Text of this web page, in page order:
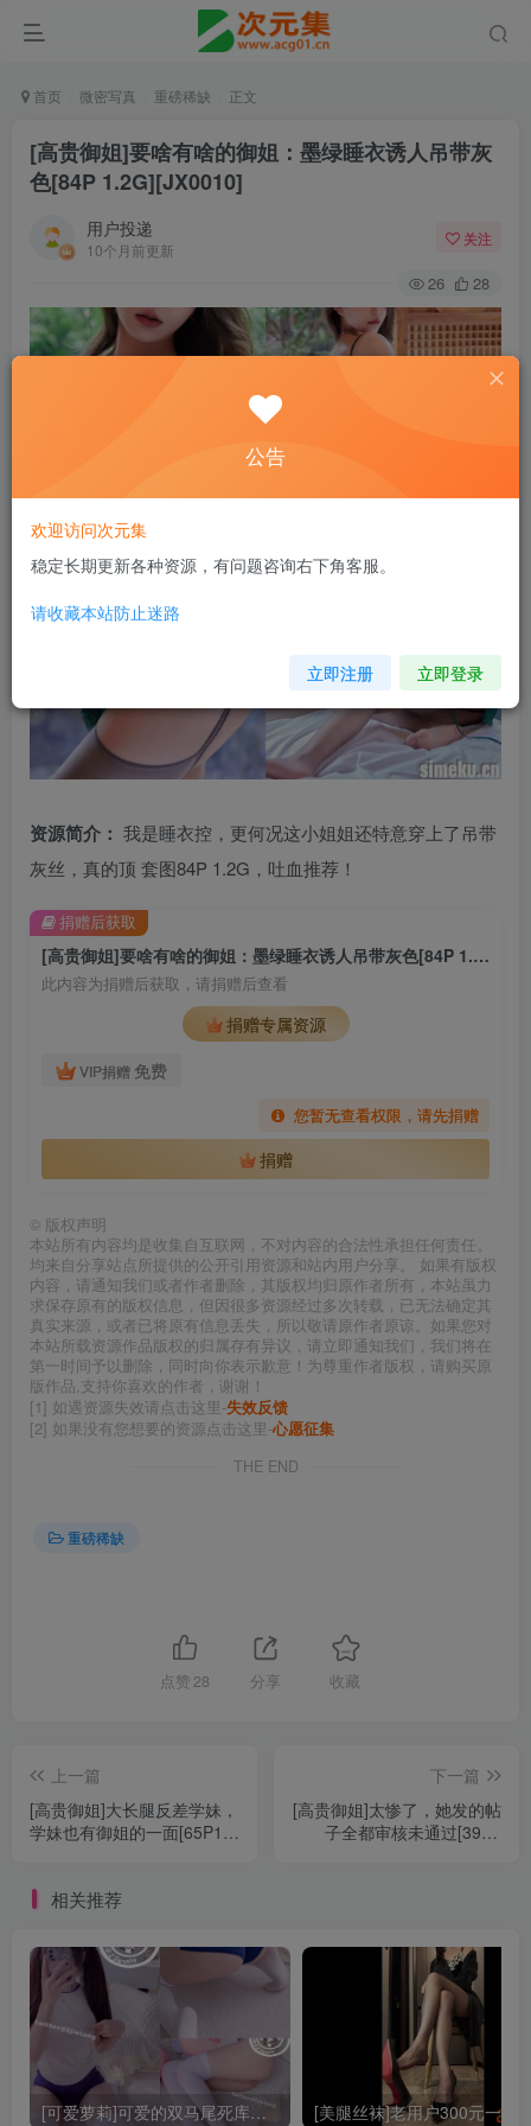
首页 微密写真 重磅稀缺 正文
[高贵御姐]要啥有啥的御姐：墨绿睡衣诱人吊带灰
色[84P 1.2G][JX0010]
用户投递
10个月前更新
关注
26 28
资源简介： 我是睡衣控，更何况这小姐姐还特意穿上了吊带
灰丝，真的顶 套图84P 1.2G，吐血推荐！
[高贵御姐]要啥有啥的御姐：墨绿睡衣诱人吊带灰色[84P 1.2G][JX0010]
此内容为捐赠后获取，请捐赠后查看
捐赠专属资源
VIP捐赠 免费
您暂无查看权限，请先捐赠
捐赠
捐赠后获取
© 版权声明
本站所有内容均是收集自互联网，不对内容的合法性承担任何责任。
均来自分享站点所提供的公开引用资源和站内用户分享。 如果有版权
内容，请通知我们或者作者删除，其版权均归原作者所有，本站虽力
求保存原有的版权信息，但因很多资源经过多次转载，已无法确定其
真实来源，或者已将原有信息丢失，所以敬请原作者原谅。如果您对
本站所载资源作品版权的归属存有异议，请立即通知我们，我们将在
第一时间予以删除，同时向你表示歉意！为尊重作者版权，请购买原
版作品,支持你喜欢的作者，谢谢！
[1] 如遇资源失效请点击这里-失效反馈
[2] 如果没有您想要的资源点击这里-心愿征集
THE END
重磅稀缺
点赞 28 分享 收藏
上一篇
[高贵御姐]大长腿反差学妹，
学妹也有御姐的一面[65P1V-
下一篇
[高贵御姐]太惨了，她发的帖
子全都审核未通过[392P
相关推荐
[可爱萝莉]可爱的双马尾死库水写真[78P 87.7MB][IX0012]
公告
欢迎访问次元集
稳定长期更新各种资源，有问题咨询右下角客服。
请收藏本站防止迷路
立即注册 立即登录